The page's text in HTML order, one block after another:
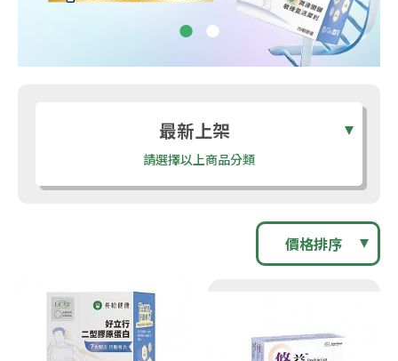
最新上架
請選擇以上商品分類
價格排序